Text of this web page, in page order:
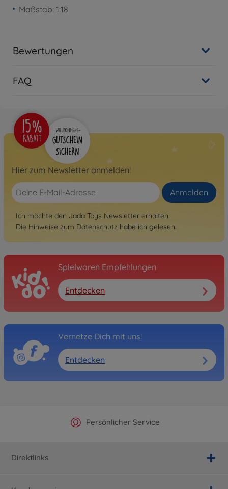
Maßstab: 1:18
Bewertungen
FAQ
Hier zum Newsletter anmelden!
Anmelden
Ich möchte den Jada Toys Newsletter erhalten.
Die Hinweise zum Datenschutz habe ich gelesen.
Spielwaren Empfehlungen
Entdecken
Vernetze Dich mit uns!
Entdecken
Offizieller Hersteller Shop
Persönlicher Service
Versandkostenfrei ab 25€
Schnelle Lieferung
Direktlinks